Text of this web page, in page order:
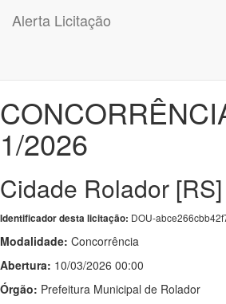
Alerta Licitação
1/2026
Cidade Rolador [RS]
Identificador desta licitação: DOU-
Modalidade: Concorrência
Abertura: 10/03/2026 00:00
Órgão: Prefeitura Municipal de Rolador